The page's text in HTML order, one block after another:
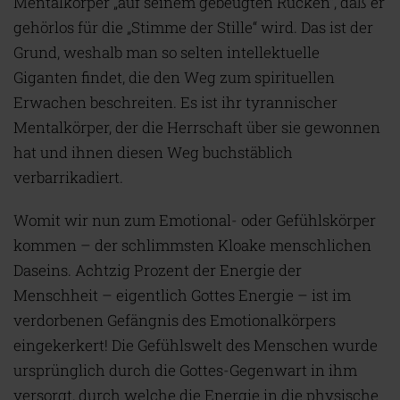
gehörlos für die „Stimme der Stille“ wird. Das ist der
Grund, weshalb man so selten intellektuelle
Giganten findet, die den Weg zum spirituellen
Erwachen beschreiten. Es ist ihr tyrannischer
Mentalkörper, der die Herrschaft über sie gewonnen
hat und ihnen diesen Weg buchstäblich
verbarrikadiert.
Womit wir nun zum Emotional- oder Gefühlskörper
kommen – der schlimmsten Kloake menschlichen
Daseins. Achtzig Prozent der Energie der
Menschheit – eigentlich Gottes Energie – ist im
verdorbenen Gefängnis des Emotionalkörpers
eingekerkert! Die Gefühlswelt des Menschen wurde
ursprünglich durch die Gottes-Gegenwart in ihm
versorgt, durch welche die Energie in die physische